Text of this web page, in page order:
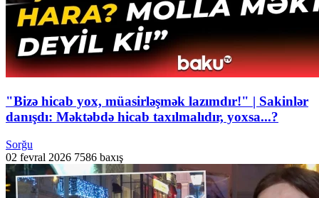
"Bizə hicab yox, müasirləşmək lazımdır!" | Sakinlər
danışdı: Məktəbdə hicab taxılmalıdır, yoxsa...?
Sorğu
02 fevral 2026 7586 baxış